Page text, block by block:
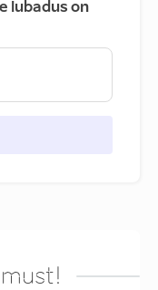
lubadus on